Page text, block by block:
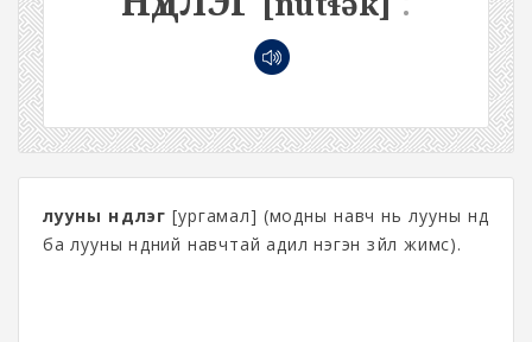
лууны нүдлэг [ургамал] (модны навч нь лууны нүд
ба лууны нүдний навчтай адил нэгэн зүйл жимс).